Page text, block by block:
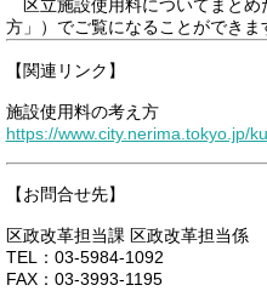
区立施設使用料についてまとめ
方」）でご覧になることができま
【関連リンク】
施設使用料の考え方
https://www.city.nerima.tokyo.jp/
【お問合せ先】
区政改革担当課 区政改革担当係
TEL：03-5984-1092
FAX：03-3993-1195